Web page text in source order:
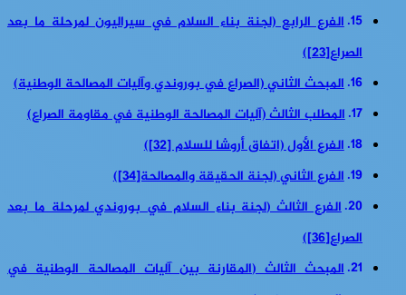
الفرع الرابع (لجنة بناء السلام في سيراليون لمرحلة ما بعد
الصراع[23])
المبحث الثاني (الصراع في بوروندي وآليات المصالحة الوطنية)
المطلب الثالث (آليات المصالحة الوطنية في مقاومة الصراع)
الفرع الأول (اتفاق أروشا للسلام [32])
الفرع الثاني (لجنة الحقيقة والمصالحة[34])
الفرع الثالث (لجنة بناء السلام في بوروندي لمرحلة ما بعد
الصراع[36])
المبحث الثالث (المقارنة بين آليات المصالحة الوطنية في